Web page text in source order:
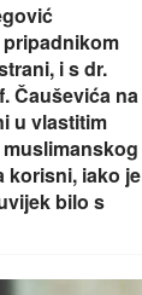
i s dr.
Čauševića na
u vlastitim
korisni, iako je
bilo s